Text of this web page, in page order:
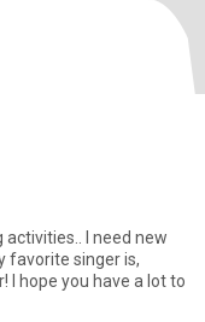
activities.. I need new
favorite singer is,
I hope you have a lot to